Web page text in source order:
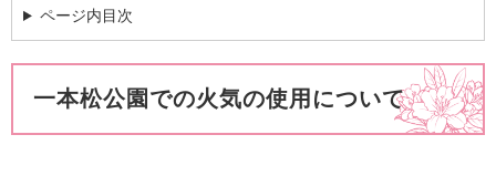
ページ内目次
一本松公園での火気の使用について